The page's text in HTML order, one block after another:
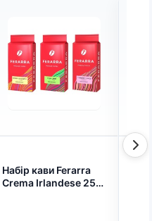
Набір кави Ferarra
Crema Irlandese 250